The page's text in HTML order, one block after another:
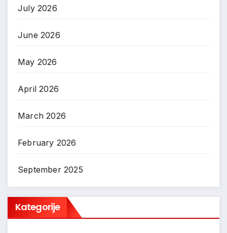
July 2026
June 2026
May 2026
April 2026
March 2026
February 2026
September 2025
Kategorije